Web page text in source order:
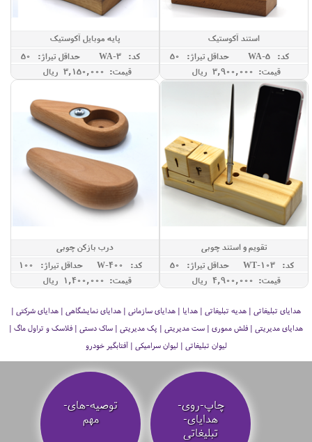
استند آکوستیک
کد: WA-5
حداقل تيراژ: 50
قیمت: 3,900,000 ريال
پایه موبایل آکوستیک
کد: WA-3
حداقل تيراژ: 50
قیمت: 3,150,000 ريال
تقویم و استند چوبی
کد: WT-103
حداقل تيراژ: 50
قیمت: 4,900,000 ريال
درب بازکن چوبی
کد: W-400
حداقل تيراژ: 100
قیمت: 1,400,000 ريال
هدایای تبلیغاتی | هدیه تبلیغاتی | هدایا | هدایای سازمانی | هدایای نمایشگاهی | هدایای شرکتی |
هدایای مدیریتی | فلش مموری | ست مدیریتی | پک مدیریتی | ساک دستی | فلاسک و تراول ماگ |
لیوان تبلیغاتی | لیوان سرامیکی | آفتابگیر خودرو
چاپ-روی-
هدایای-
تبلیغاتی
توصیه‌-های-
مهم